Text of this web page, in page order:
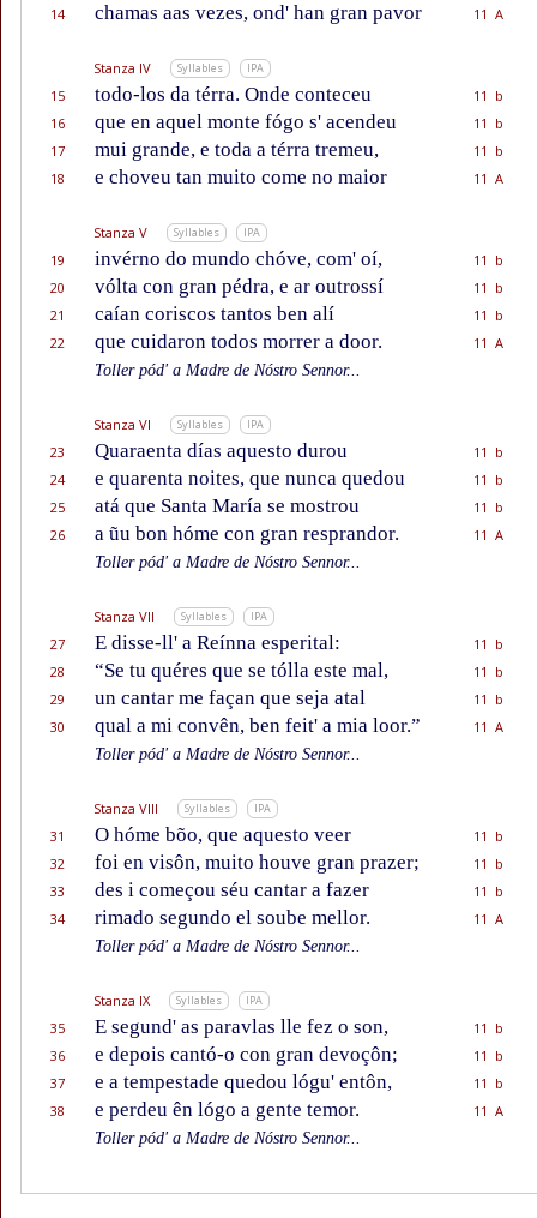
14
chamas aas vezes, ond' han gran pavor 11 A
Stanza IV Syllables IPA
15 todo-los da térra. Onde conteceu
11 b
16
que en aquel monte fógo s' acendeu
11 b
17
mui grande, e toda a térra tremeu,
11 b
18
e choveu tan muito come no maior 11 A
Stanza V Syllables IPA
19 invérno do mundo chóve, com' oí,
11 b
20
vólta con gran pédra, e ar outrossí
11 b
21
caían coriscos tantos ben alí
11 b
22
que cuidaron todos morrer a door.
11 A
Toller pód' a Madre de Nóstro Sennor...
Stanza VI Syllables IPA
23 Quaraenta días aquesto durou
11 b
24
e quarenta noites, que nunca quedou
11 b
25
atá que Santa María se mostrou
11 b
26
a ũu bon hóme con gran resprandor.
11 A
Toller pód' a Madre de Nóstro Sennor...
Stanza VII Syllables IPA
27 E disse-ll' a Reínna esperital:
11 b
28
“Se tu quéres que se tólla este mal,
11 b
29
un cantar me façan que seja atal
11 b
30
qual a mi convên, ben feit' a mia loor.”
11 A
Toller pód' a Madre de Nóstro Sennor...
Stanza VIII Syllables IPA
31 O hóme bõo, que aquesto veer
11 b
32
foi en visôn, muito houve gran prazer;
11 b
33
des i começou séu cantar a fazer
11 b
34
rimado segundo el soube mellor.
11 A
Toller pód' a Madre de Nóstro Sennor...
Stanza IX Syllables IPA
35 E segund' as paravlas lle fez o son,
11 b
36
e depois cantó-o con gran devoçôn;
11 b
37
e a tempestade quedou lógu' entôn,
11 b
38
e perdeu ên lógo a gente temor.
11 A
Toller pód' a Madre de Nóstro Sennor...